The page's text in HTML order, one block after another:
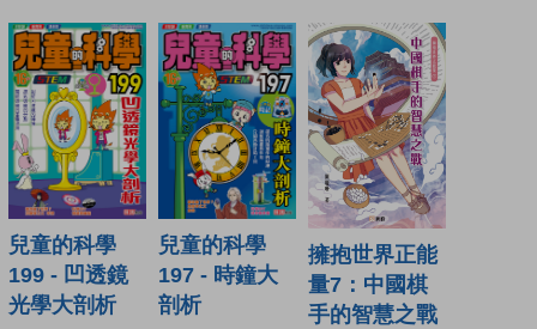
兒童的科學
199 - 凹透鏡
光學大剖析
兒童的科學
197 - 時鐘大
剖析
擁抱世界正能
量7：中國棋
手的智慧之戰